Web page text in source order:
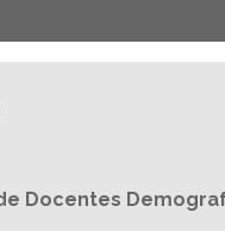
Docentes